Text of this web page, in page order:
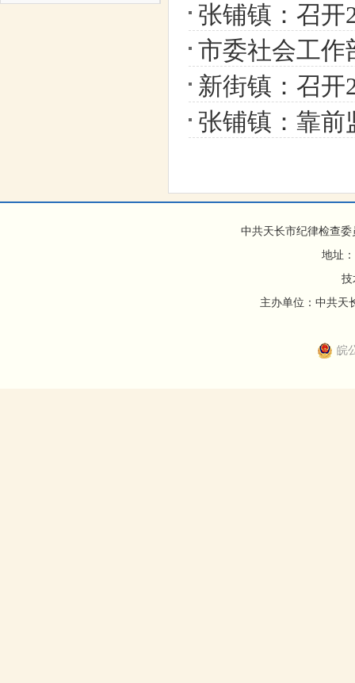
张铺镇：召开
市委社会工作
新街镇：召开
张铺镇：靠前
中共天长市纪律检查
地址
技
主办单位：中共天
皖